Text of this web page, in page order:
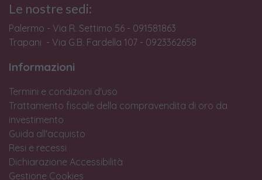
Le nostre sedi:
Palermo - Via R. Settimo 56 - 091581863
Trapani - Via G.B. Fardella 107 - 0923362658
Informazioni
Termini e condizioni d'uso
Trattamento fiscale della compravendita di oro da
investimento
Guida all'acquisto
Resi e recessi
Dichiarazione Accessibilità
Gestione Cookies